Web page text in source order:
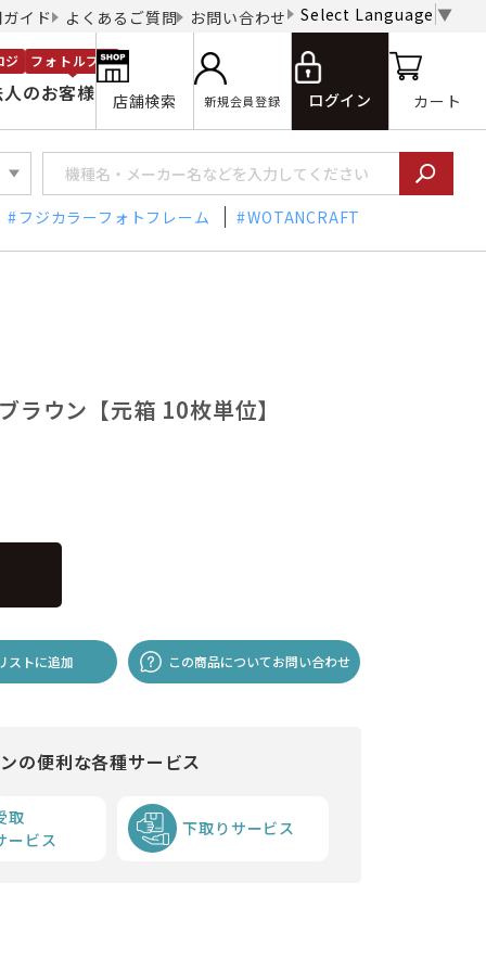
イド よくあるご質問 お問い合わせ Select Language ▼
のお客様
ジ フォトルプロ
店舗検索 新規会員登録 ログイン カート
フジカラーフォトフレーム WOTANCRAFT
ウン【元箱 10枚単位】
ストに追加 この商品についてお問い合わせ
の便利な各種サービス
取
ービス
下取りサービス